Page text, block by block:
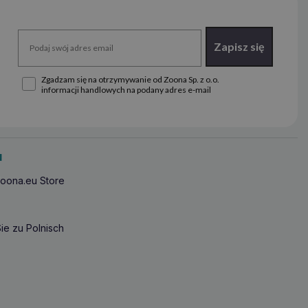
Zapisz się
Zgadzam się na otrzymywanie od Zoona Sp. z o.o.
informacji handlowych na podany adres e-mail
Store
zu Polnisch